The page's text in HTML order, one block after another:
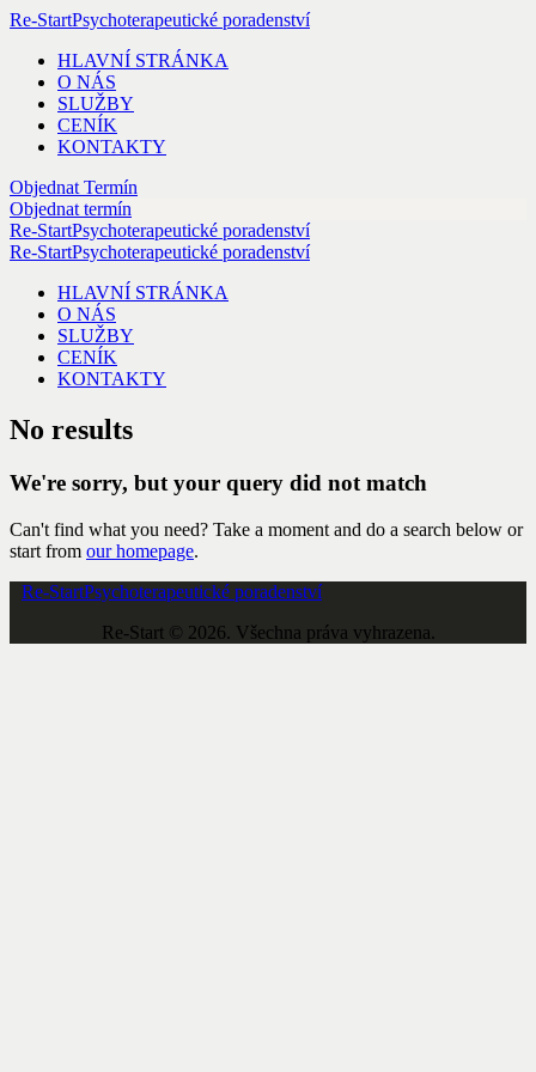
Re-StartPsychoterapeutické poradenství
HLAVNÍ STRÁNKA
O NÁS
SLUŽBY
CENÍK
KONTAKTY
Objednat Termín
Objednat termín
Re-StartPsychoterapeutické poradenství
Re-StartPsychoterapeutické poradenství
HLAVNÍ STRÁNKA
O NÁS
SLUŽBY
CENÍK
KONTAKTY
No results
We're sorry, but your query did not match
Can't find what you need? Take a moment and do a search below or
start from our homepage.
Re-StartPsychoterapeutické poradenství
Re-Start © 2026. Všechna práva vyhrazena.